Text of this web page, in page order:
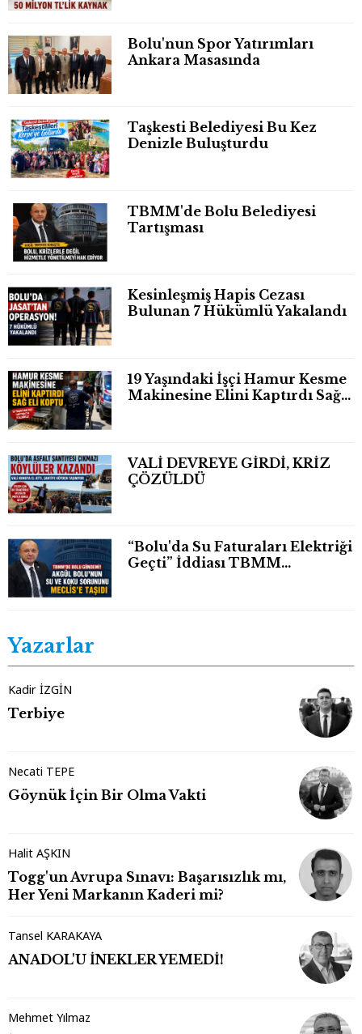
Bolu'nun Spor Yatırımları
Ankara Masasında
Taşkesti Belediyesi Bu Kez
Denizle Buluşturdu
TBMM'de Bolu Belediyesi
Tartışması
Kesinleşmiş Hapis Cezası
Bulunan 7 Hükümlü Yakalandı
19 Yaşındaki İşçi Hamur Kesme
Makinesine Elini Kaptırdı Sağ
VALİ DEVREYE GİRDİ, KRİZ
ÇÖZÜLDÜ
“Bolu'da Su Faturaları Elektriği
Geçti” İddiası TBMM
Yazarlar
Kadir İZGİN
Terbiye
Necati TEPE
Göynük İçin Bir Olma Vakti
Halit AŞKIN
Togg'un Avrupa Sınavı: Başarısızlık mı,
Her Yeni Markanın Kaderi mi?
Tansel KARAKAYA
ANADOL'U İNEKLER YEMEDİ!
Mehmet Yılmaz